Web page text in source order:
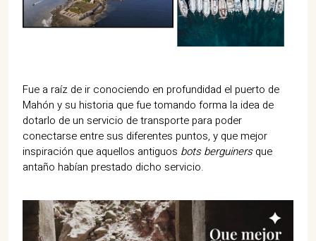
Fue a raíz de ir conociendo en profundidad el puerto de
Mahón y su historia que fue tomando forma la idea de
dotarlo de un servicio de transporte para poder
conectarse entre sus diferentes puntos, y que mejor
inspiración que aquellos antiguos bots berguinersque
antaño habían prestado dicho servicio.